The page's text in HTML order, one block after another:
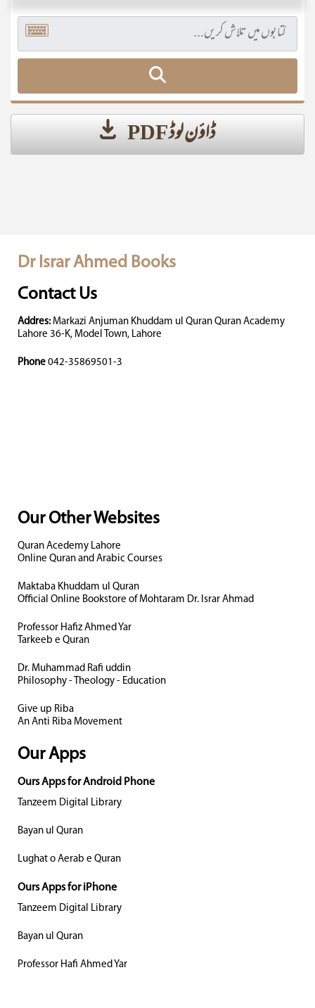
ڈاؤن لوڈ PDF
Dr Israr Ahmed Books
Contact Us
Addres: Markazi Anjuman Khuddam ul Quran Quran Academy
Lahore 36-K, Model Town, Lahore
Phone 042-35869501-3
Our Other Websites
Quran Acedemy Lahore
Online Quran and Arabic Courses
Maktaba Khuddam ul Quran
Official Online Bookstore of Mohtaram Dr. Israr Ahmad
Professor Hafiz Ahmed Yar
Tarkeeb e Quran
Dr. Muhammad Rafi uddin
Philosophy - Theology - Education
Give up Riba
An Anti Riba Movement
Our Apps
Ours Apps for Android Phone
Tanzeem Digital Library
Bayan ul Quran
Lughat o Aerab e Quran
Ours Apps for iPhone
Tanzeem Digital Library
Bayan ul Quran
Professor Hafi Ahmed Yar